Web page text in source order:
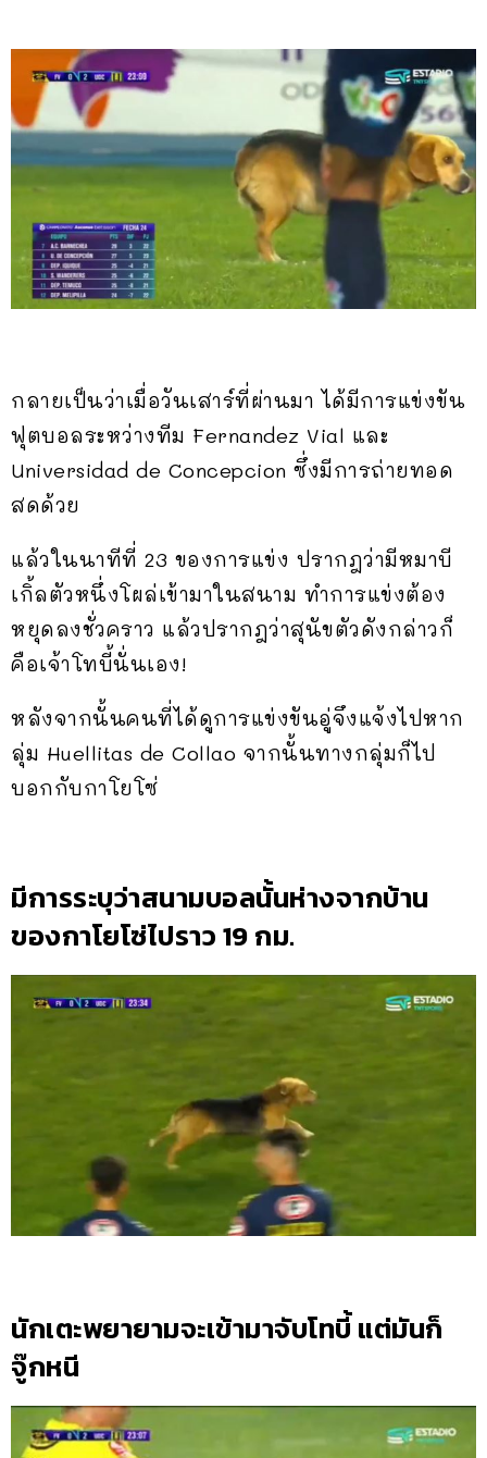
กลายเป็นว่าเมื่อวันเสาร์ที่ผ่านมา ได้มีการแข่งขัน
ฟุตบอลระหว่างทีม Fernandez Vial และ
Universidad de Concepcion ซึ่งมีการถ่ายทอด
สดด้วย
แล้วในนาทีที่ 23 ของการแข่ง ปรากฎว่ามีหมาบี
เกิ้ลตัวหนึ่งโผล่เข้ามาในสนาม ทำการแข่งต้อง
หยุดลงชั่วคราว แล้วปรากฎว่าสุนัขตัวดังกล่าวก็
คือเจ้าโทบี้นั่นเอง!
หลังจากนั้นคนที่ได้ดูการแข่งขันอู่จึงแจ้งไปหาก
ลุ่ม Huellitas de Collao จากนั้นทางกลุ่มก็ไป
บอกกับกาโยโซ่
มีการระบุว่าสนามบอลนั้นห่างจากบ้าน
ของกาโยโซ่ไปราว 19 กม.
นักเตะพยายามจะเข้ามาจับโทบี้ แต่มันก็
จู๊กหนี